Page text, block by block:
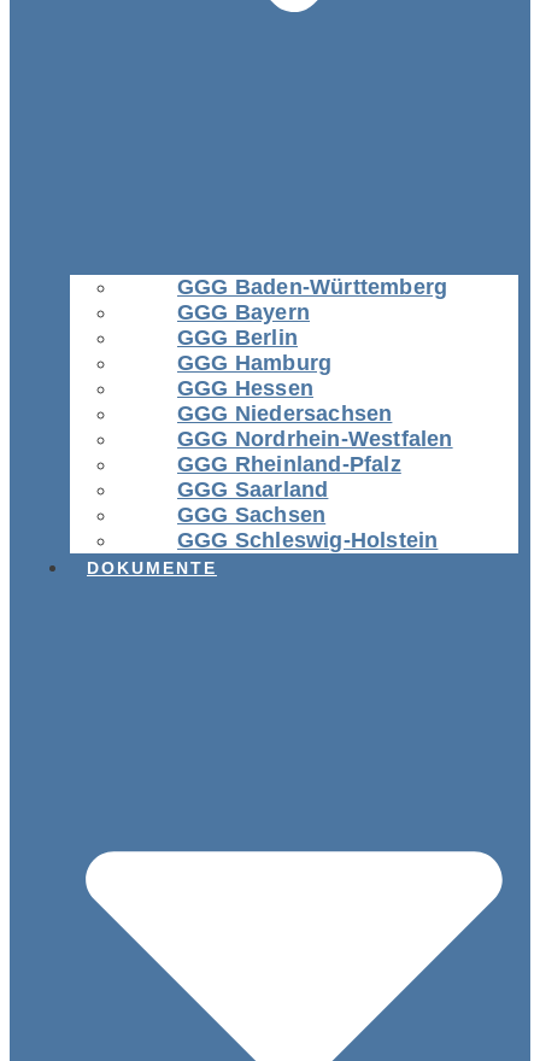
GGG Baden-Württemberg
GGG Bayern
GGG Berlin
GGG Hamburg
GGG Hessen
GGG Niedersachsen
GGG Nordrhein-Westfalen
GGG Rheinland-Pfalz
GGG Saarland
GGG Sachsen
GGG Schleswig-Holstein
DOKUMENTE